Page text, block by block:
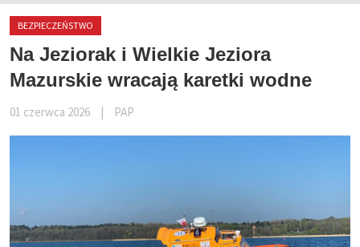
BEZPIECZEŃSTWO
Na Jeziorak i Wielkie Jeziora
Mazurskie wracają karetki wodne
01 czerwca 2026 PAP